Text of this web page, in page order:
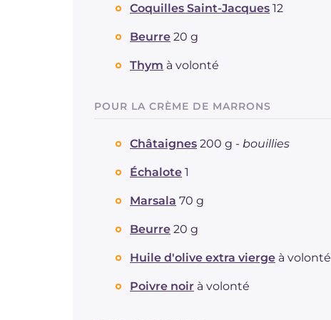
Coquilles Saint-Jacques 12
Beurre 20 g
Thym à volonté
POUR LA CRÈME DE MARRONS
Châtaignes 200 g - bouillies
Échalote 1
Marsala 70 g
Beurre 20 g
Huile d'olive extra vierge à volonté
Poivre noir à volonté